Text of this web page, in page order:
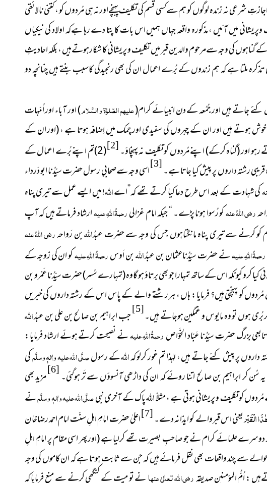
شرعی نہ زندہ لوگوں کو ہم سےکسی قسم کی تکلیف پہنچےاورنہ ہی مُردوں کو ، کتنی نالائقی
میں آئیں ، مذکورہ واقعہ جہاں ہمیں اس بات کا پتا دے رہا ہےکہ اولاد کی نیکیاں
گناہوں کی وجہ سےمرحوم والدین قبر میں تکلیف و پریشانی کا شکارہوتےہیں ، بلکہ احادیثِ
تذکرہ ملتا ہے کہ ہم زندوں کے بُرے اعمال ان کی بھی رنجیدگی کاسبب بنتے ہیں چنانچہ دو
کئے جاتے ہیں اور جُمُعہ کے دن انبیائے کرام(علیہم الصّلوٰۃ و السَّلام)اور آباء اور اُمّہات
خوش ہوتے ہیں اور ان کے چہروں کی سفیدی اور چمک میں اِضافہ ہوتا ہے ،(اور ان کے
اور(گناہ کرکے)اپنے مُردوں کو تکلیف نہ پہنچاؤ۔ [2]
(2)تم اپنے بُرے اعمال کے
رشتہ داروں پر پیش کیا جاتا ہے۔ [3]اسی وجہ سےصحابیِ رسول حضرت سیِّدُنا ابو دَرداء
کی شہادت کے بعد اس طرح دعا کیا کرتے تھے کہ’’اےاللہ! میں ایسے عمل سے تیری پناہ
رضی اللہُ عنہکو رُسوا ہونا پڑے۔ “ جبکہ امام غزالیرحمۃُ اللہِ علیہارشاد فرماتے ہیںکہ آپ
کو کرنے سے تیری پناہ مانگتاہوں جس کی وجہ سے حضرت عبدُاللہبن رَواحہرضی اللہُ عنہ
رحمۃُ اللہِ علیہنے حضرت سیِّدُناعثمان بن عبدُاللہبن اَوسرحمۃُ اللہِ علیہکو ان کی زوجہ کے
کیونکہ اس کے ساتھ تمہارا جو بھی برتاؤ ہو گاوہ(تمہارے سُسر)حضرت سیِّدُنا عَمْرو بن
مُردوں کو پہنچتی ہیں؟ فرمایا : ہاں ، ہر رشتے والے کے پاس اس کے رشتہ داروں کی خبریں
ہوں تو وہ مایوس و غمگین ہوجاتے ہیں۔[5]جب ابراہیم بن صالح بن علی بن عبدُاللہ
بزرگ حضرت سیِّدُنا عَبّاد الخَوّاصرحمۃُ اللہِ علیہنے نصیحت کرتے ہوئے ارشاد فرمایا :
پر پیش کئے جاتے ہیں ، لہٰذا تم غور کرلو کہاللہکے رسولصلَّی اللہ علیہ واٰلہٖ وسلَّمکی
کر ابراہیم بن صالح اتنا روئے کہ ان کی داڑھی آنسوؤں سے تَر ہوگئی۔ [6]مزید بھی
کو تکلیف و پریشانی ہوتی ہے ، مثلاًاللہپاک کے آخری نبیصلَّی اللہ علیہ واٰلہٖ وسلَّمنے
الْقَبْریعنی اس قبروالے کو ایذانہ دے۔ [7]اعلیٰ حضرت امامِ اہلِ سنّت امام احمد رضاخان
اور دوسرے علمائے کرام نے جو صاحبِ بصیرت تھے کرلیا ہے(اور پھر اسی مقام پر امامِ اہلِ
سے چند واقعات بھی نقل فرمائے ہیں کہ جن سے ثابت ہوتا ہے کہ ان کاموں کی وجہ
: اُمُّ المؤمنین صدیقہرضی اﷲ تعالیٰ عنہانے تو میت کے کنگھی کرنے سے منع فرمایا کہ